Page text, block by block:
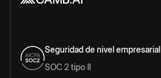
Seguridad de nivel empresarial
SOC 2 tipo II